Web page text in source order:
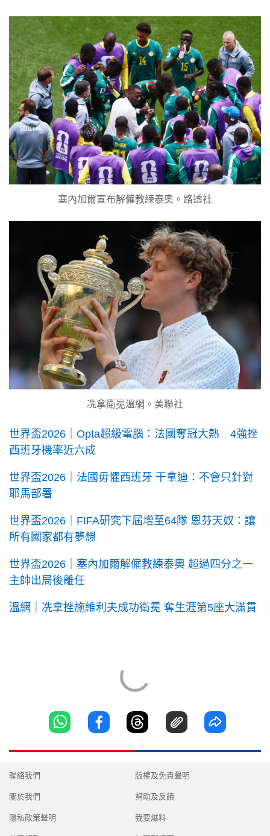
塞內加爾宣布解僱教練泰奧。路透社
冼拿衛冕溫網。美聯社
世界盃2026｜Opta超級電腦：法國奪冠大熱 4強挫
西班牙機率近六成
世界盃2026｜法國毋懼西班牙 干拿迪：不會只針對
耶馬部署
世界盃2026｜FIFA研究下屆增至64隊 恩芬天奴：讓
所有國家都有夢想
世界盃2026｜塞內加爾解僱教練泰奧 超過四分之一
主帥出局後離任
溫網｜冼拿挫施維利夫成功衛冕 奪生涯第5座大滿貫
聯絡我們
關於我們
隱私政策聲明
版權及免責聲明
幫助及反饋
我要爆料